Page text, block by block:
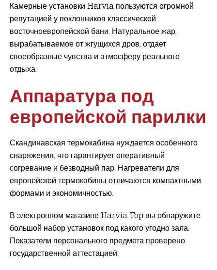
Камерные установки Harvia пользуются огромной
репутацией у поклонников классической
восточноевропейской бани. Натуральное жар,
вырабатываемое от жгущихся дров, отдает
своеобразные чувства и атмосферу реального
отдыха.
Аппаратура под
европейской парилки
Скандинавская термокабина нуждается особенного
снаряжения, что гарантирует оперативный
согревание и безводный пар. Нагреватели для
европейской термокабины отличаются компактными
формами и экономичностью.
В электронном магазине Harvia Top вы обнаружите
большой набор установок под какого угодно зала.
Показатели персонального предмета проверено
государственной аттестацией.